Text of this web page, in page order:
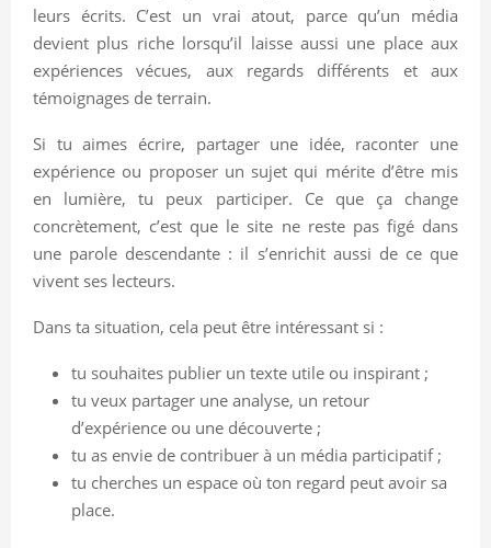
leurs écrits. C’est un vrai atout, parce qu’un média
devient plus riche lorsqu’il laisse aussi une place aux
expériences vécues, aux regards différents et aux
témoignages de terrain.
Si tu aimes écrire, partager une idée, raconter une
expérience ou proposer un sujet qui mérite d’être mis
en lumière, tu peux participer. Ce que ça change
concrètement, c’est que le site ne reste pas figé dans
une parole descendante : il s’enrichit aussi de ce que
vivent ses lecteurs.
Dans ta situation, cela peut être intéressant si :
tu souhaites publier un texte utile ou inspirant ;
tu veux partager une analyse, un retour
d’expérience ou une découverte ;
tu as envie de contribuer à un média participatif ;
tu cherches un espace où ton regard peut avoir sa
place.